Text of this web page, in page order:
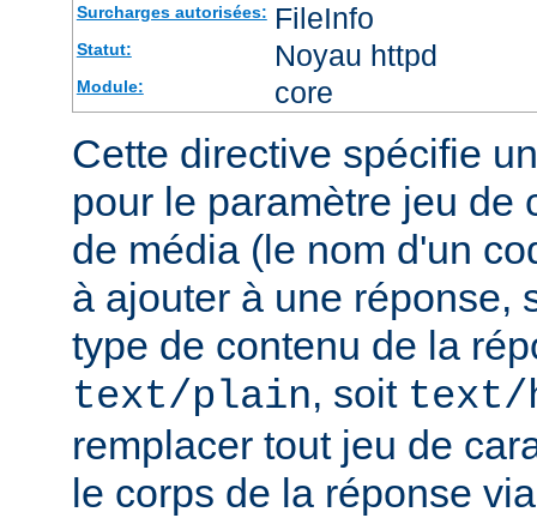
Surcharges autorisées: FileInfo
Statut: Noyau httpd
Module: core
Cette directive spécifie
pour le paramètre jeu de
de média (le nom d'un
à ajouter à une réponse,
type de contenu de la
text/plain, soit text/
remplacer tout jeu de
le corps de la réponse